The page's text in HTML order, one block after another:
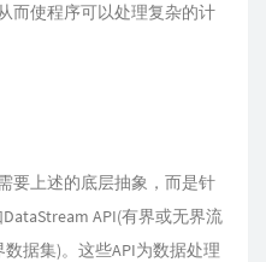
而使程序可以处理复杂的计
要上述的底层抽象，而是针
API(有界或无界流
数据集)。这些API为数据处理